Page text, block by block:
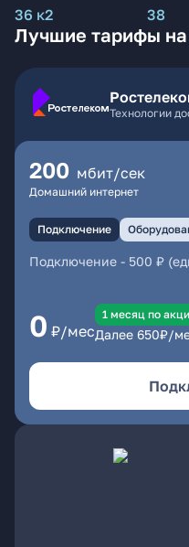
36 к2
38
Лучшие тарифы
Технологии
200 мбит/сек
Домашний интернет
Подключение
Подключение - 500 ₽
0 ₽/мес
1 месяц по
Далее 650₽/